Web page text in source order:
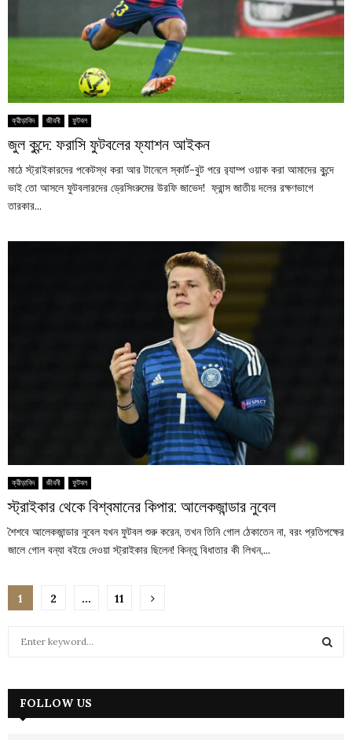
ক্রীড়াবিদ জীবনী ফুটবল
জুল কুন্দে: ফরাসি ফুটবলের ফ্যাশন আইকন
মাঠে স্ট্রাইকারদের পকেটস্থ করা আর টানেলে স্কার্ট-বুট পরে র‍্যাম্প ওয়াক করা আমাদের কুন্দে
ভাই তো আসলে ফুটবলারদের ড্রেসিংরুমের উরফি জাভেদ! ফ্রান্স জাতীয় দলের রক্ষণভাগে
তারকার...
ক্রীড়াবিদ জীবনী ফুটবল
স্ট্রাইকার থেকে বিশ্বমানের কিপার: আলেকজান্ডার নুবেল
শৈশবে আলেকজান্ডার নুবেল যখন ফুটবল শুরু করেন, তখন তিনি গোল ঠেকাতেন না, বরং প্রতিপক্ষের
জালে গোল বন্যা বইয়ে দেওয়া স্ট্রাইকার ছিলেন! কিন্তু বিধাতার কী লিখন,...
Posts
1 2 … 11
h
FOLLOW US